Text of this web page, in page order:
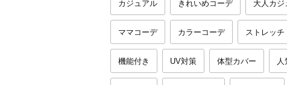
カジュアル きれいめコーデ 大人カジ
ママコーデ カラーコーデ ストレッチ
機能付き UV対策 体型カバー